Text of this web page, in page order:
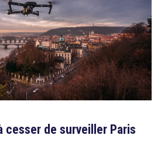
cesser de surveiller Paris